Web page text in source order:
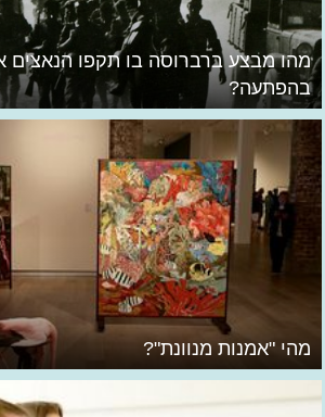
מהו מבצע ברברוסה בו תקפו הנאצים
בהפתעה?
מהי "אמנות מנוונת"?